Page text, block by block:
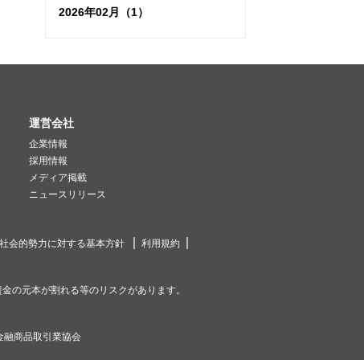
2026年02月（1）
運営会社
企業情報
採用情報
メディア掲載
ニュースリリース
会的勢力に対する基本方針 利用規約
の元本が割れる等のリスクがあります。
商品取引業協会